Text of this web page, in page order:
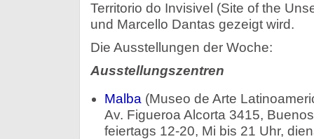
Territorio do Invisivel (Site of the
und Marcello Dantas gezeigt wird.
Die Ausstellungen der Woche:
Ausstellungszentren
Malba (Museo de Arte
Av. Figueroa Alcorta 3415,
feiertags 12-20, Mi bis 21 Uhr,